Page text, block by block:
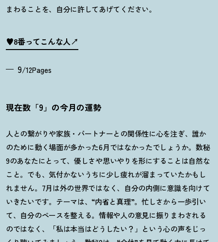
まわることを、自分に許してあげてください。
♥8番ってこんな人
9/12Pages
現在数「9」の今月の運勢
人との繋がりや家族・パートナーとの関係性に心を注ぎ、誰か
のために動く場面が多かった6月ではなかったでしょうか。数秘
9のあなたにとって、優しさや思いやりを形にすることは自然な
こと。でも、気付かないうちに少し疲れが溜まっていたかもし
れません。 7月は外の世界ではなく、自分の内側に意識を向けて
いきたいです。テーマは、“内省と真理”。忙しさから一歩引い
て、自分のペースを整える。情報や人の意見に振りまわされる
のではなく、「私は本当はどうしたい？ 」という心の声をじっ